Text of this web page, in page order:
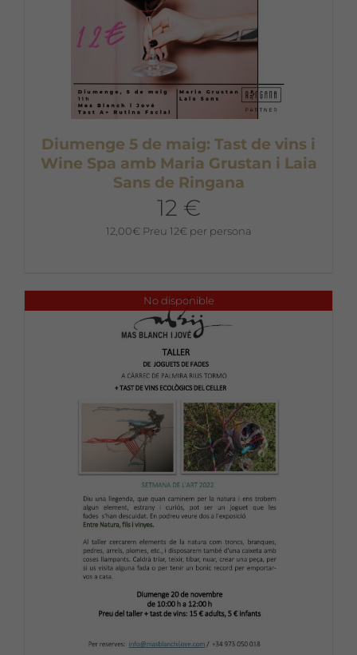
Diumenge 5 de maig: Tast de vins i
Wine Spa amb Maria Grustan i Laia
Sans de Ringana
12 €
12,00€ Preu 12€ per persona
No disponible